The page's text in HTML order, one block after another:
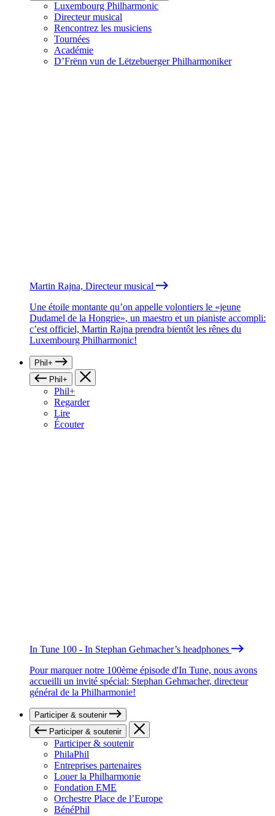
Luxembourg Philharmonic
Directeur musical
Rencontrez les musiciens
Tournées
Académie
D’Frënn vun de Lëtzebuerger Philharmoniker
Martin Rajna, Directeur musical
Une étoile montante qu’on appelle volontiers le «jeune
Dudamel de la Hongrie», un maestro et un pianiste accompli:
c’est officiel, Martin Rajna prendra bientôt les rênes du
Luxembourg Philharmonic!
Phil+
Phil+
Phil+
Regarder
Lire
Écouter
In Tune 100 - In Stephan Gehmacher’s headphones
Pour marquer notre 100ème épisode d'In Tune, nous avons
accueilli un invité spécial: Stephan Gehmacher, directeur
général de la Philharmonie!
Participer & soutenir
Participer & soutenir
Participer & soutenir
PhilaPhil
Entreprises partenaires
Louer la Philharmonie
Fondation EME
Orchestre Place de l’Europe
BénéPhil